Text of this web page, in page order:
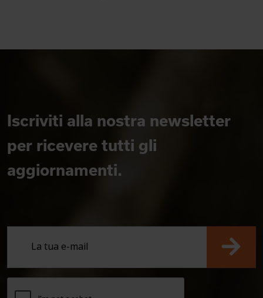
Iscriviti alla nostra newsletter
per ricevere tutti gli
aggiornamenti.